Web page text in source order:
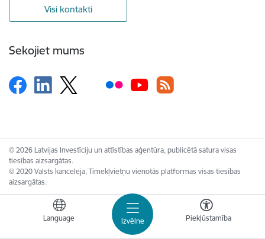
Izvēlne
Language Piekļūstamība
Visi kontakti
Sekojiet mums
© 2026 Latvijas Investīciju un attīstības aģentūra, publicētā satura visas
tiesības aizsargātas.
© 2020 Valsts kanceleja, Tīmekļvietņu vienotās platformas visas tiesības
aizsargātas.